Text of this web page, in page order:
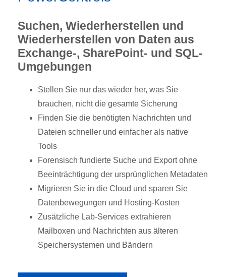
Suchen, Wiederherstellen und
Wiederherstellen von Daten aus
Exchange-, SharePoint- und SQL-
Umgebungen
Stellen Sie nur das wieder her, was Sie
brauchen, nicht die gesamte Sicherung
Finden Sie die benötigten Nachrichten und
Dateien schneller und einfacher als native
Tools
Forensisch fundierte Suche und Export ohne
Beeinträchtigung der ursprünglichen Metadaten
Migrieren Sie in die Cloud und sparen Sie
Datenbewegungen und Hosting-Kosten
Zusätzliche Lab-Services extrahieren
Mailboxen und Nachrichten aus älteren
Speichersystemen und Bändern